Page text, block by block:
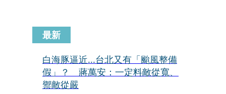
最新
白海豚逼近...台北又有「颱風整備
假」？ 蔣萬安：一定料敵從寬、
禦敵從嚴